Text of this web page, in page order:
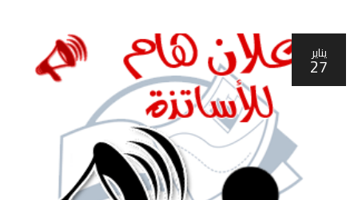
يناير
27